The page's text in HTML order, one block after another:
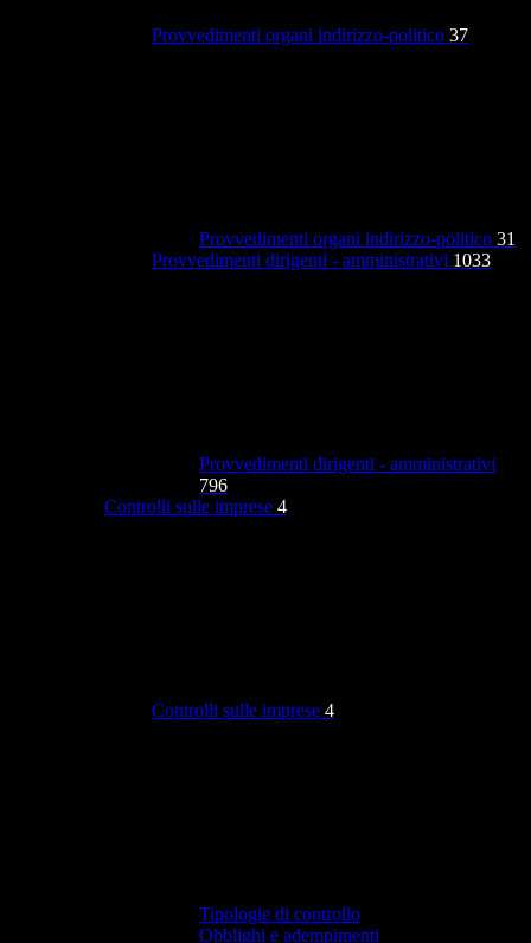
Provvedimenti organi indirizzo-politico 37
Provvedimenti organi indirizzo-politico 31
Provvedimenti dirigenti - amministrativi 1033
Provvedimenti dirigenti - amministrativi
796
Controlli sulle imprese 4
Controlli sulle imprese 4
Tipologie di controllo
Obblighi e adempimenti